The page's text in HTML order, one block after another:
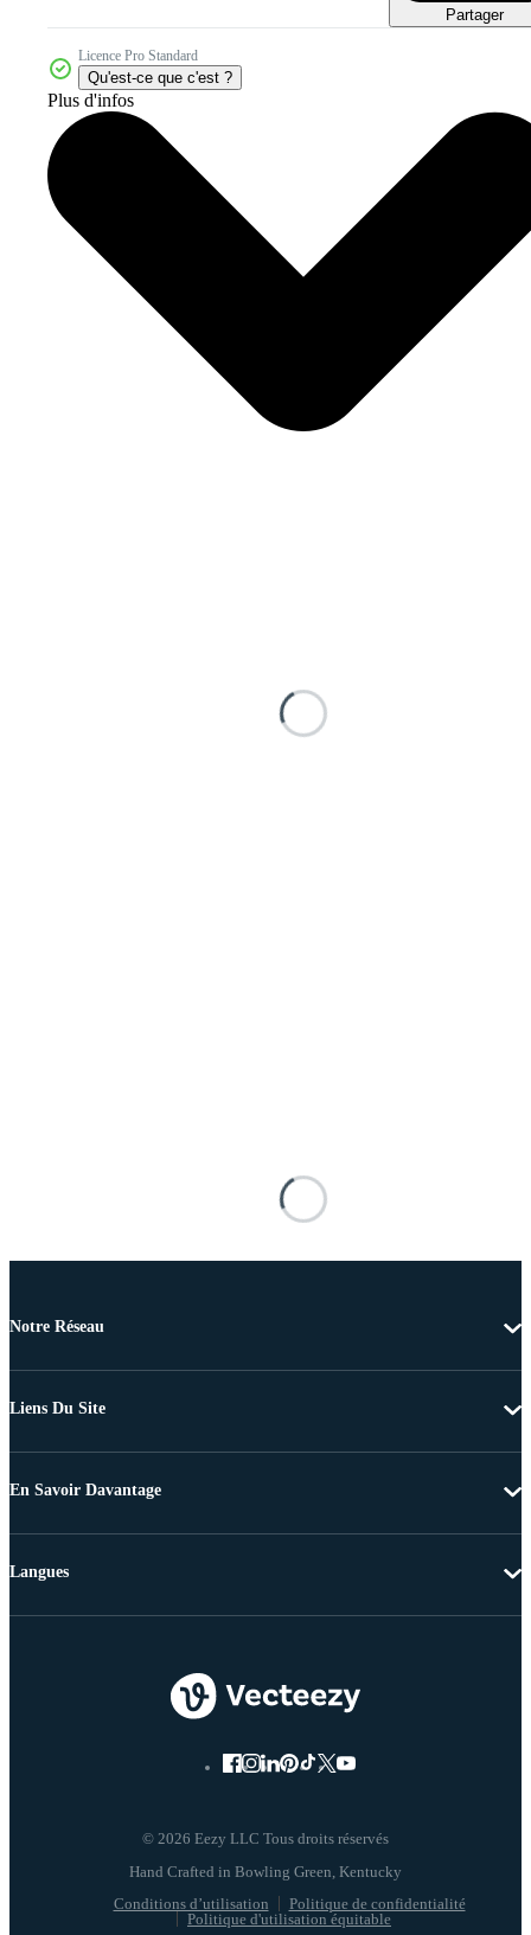
Partager
Licence Pro Standard
Qu'est-ce que c'est ?
Plus d'infos
Notre Réseau
Liens Du Site
En Savoir Davantage
© 2026 Eezy LLC Tous droits réservés
Conditions d’utilisation
Politique de confidentialité
Politique d'utilisation équitable
Langues